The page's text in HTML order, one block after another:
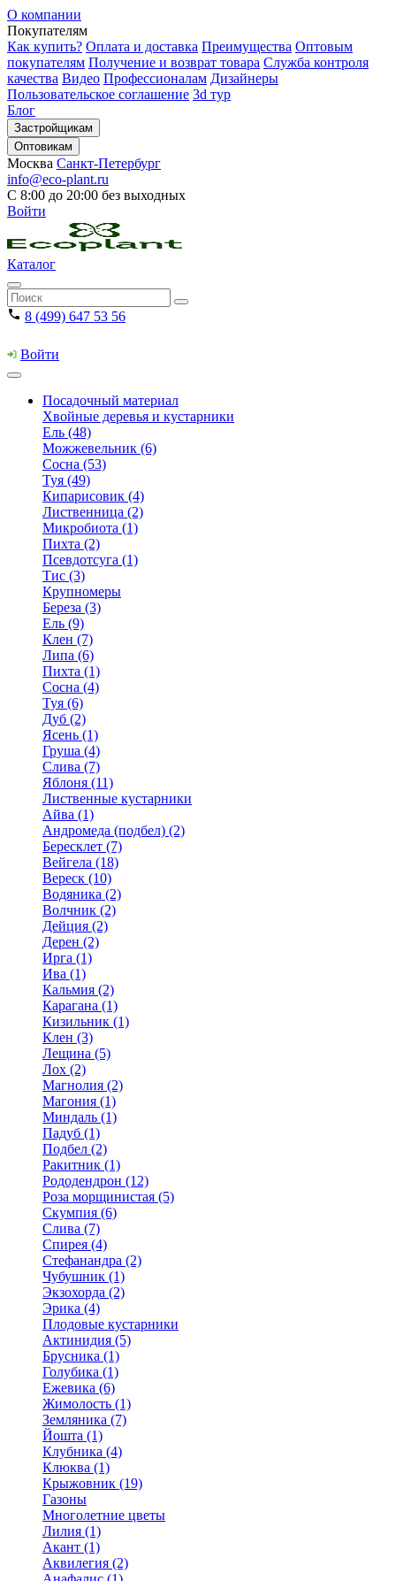
О компании
Покупателям
Как купить? Оплата и доставка Преимущества Оптовым
покупателям Получение и возврат товара Служба контроля
качества Видео Профессионалам Дизайнеры
Пользовательское соглашение 3d тур
Блог
Застройщикам
Оптовикам
Москва Санкт-Петербург
info@eco-plant.ru
С 8:00 до 20:00 без выходных
Войти
Каталог
8 (499) 647 53 56
Войти
Посадочный материал
Хвойные деревья и кустарники
Ель (48)
Можжевельник (6)
Сосна (53)
Туя (49)
Кипарисовик (4)
Лиственница (2)
Микробиота (1)
Пихта (2)
Псевдотсуга (1)
Тис (3)
Крупномеры
Береза (3)
Ель (9)
Клен (7)
Липа (6)
Пихта (1)
Сосна (4)
Туя (6)
Дуб (2)
Ясень (1)
Груша (4)
Слива (7)
Яблоня (11)
Лиственные кустарники
Айва (1)
Андромеда (подбел) (2)
Бересклет (7)
Вейгела (18)
Вереск (10)
Водяника (2)
Волчник (2)
Дейция (2)
Дерен (2)
Ирга (1)
Ива (1)
Кальмия (2)
Карагана (1)
Кизильник (1)
Клен (3)
Лещина (5)
Лох (2)
Магнолия (2)
Магония (1)
Миндаль (1)
Падуб (1)
Подбел (2)
Ракитник (1)
Рододендрон (12)
Роза морщинистая (5)
Скумпия (6)
Слива (7)
Спирея (4)
Стефанандра (2)
Чубушник (1)
Экзохорда (2)
Эрика (4)
Плодовые кустарники
Актинидия (5)
Брусника (1)
Голубика (1)
Ежевика (6)
Жимолость (1)
Земляника (7)
Йошта (1)
Клубника (4)
Клюква (1)
Крыжовник (19)
Газоны
Многолетние цветы
Лилия (1)
Акант (1)
Аквилегия (2)